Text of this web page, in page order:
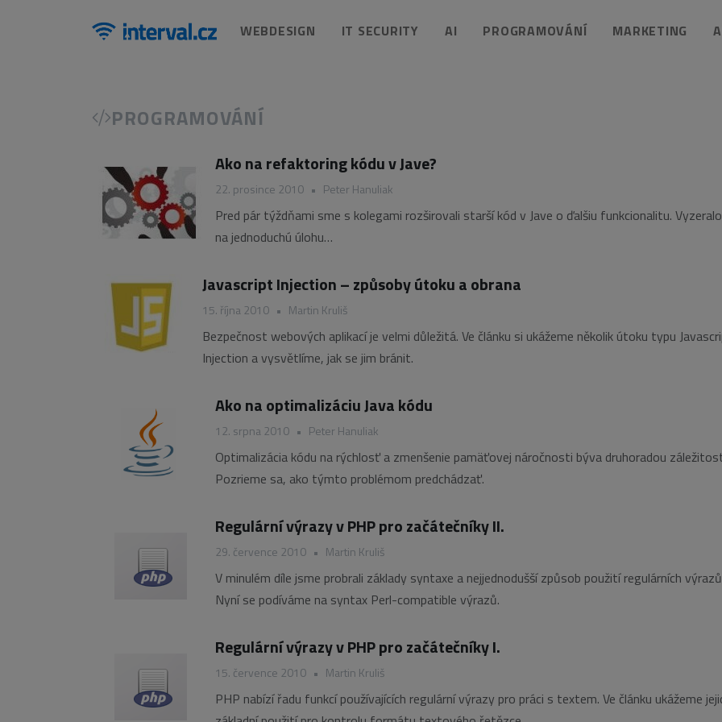
WEBDESIGN IT SECURITY AI PROGRAMOVÁNÍ MARKETING
PROGRAMOVÁNÍ
Ako na refaktoring kódu v Jave?
22. prosince 2010 • Peter Hanuliak
Pred pár týždňami sme s kolegami rozširovali starší kód v Jave o ďalšiu funkcionalitu.
na jednoduchú úlohu…
Javascript Injection – způsoby útoku a obrana
15. října 2010 • Martin Kruliš
Bezpečnost webových aplikací je velmi důležitá. Ve článku si ukážeme několik útoku typu
Injection a vysvětlíme, jak se jim bránit.
Ako na optimalizáciu Java kódu
12. srpna 2010 • Peter Hanuliak
Optimalizácia kódu na rýchlosť a zmenšenie pamäťovej náročnosti býva druhoradou
Pozrieme sa, ako týmto problémom predchádzať.
Regulární výrazy v PHP pro začátečníky II.
29. července 2010 • Martin Kruliš
V minulém díle jsme probrali základy syntaxe a nejjednodušší způsob použití regulárních
Nyní se podíváme na syntax Perl-compatible výrazů.
Regulární výrazy v PHP pro začátečníky I.
15. července 2010 • Martin Kruliš
PHP nabízí řadu funkcí používajících regulární výrazy pro práci s textem. Ve článku ukážeme